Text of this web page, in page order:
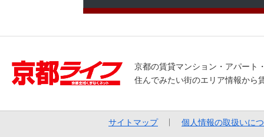
京都の賃貸マンション・アパート
住んでみたい街のエリア情報から
サイトマップ 個人情報の取扱いに